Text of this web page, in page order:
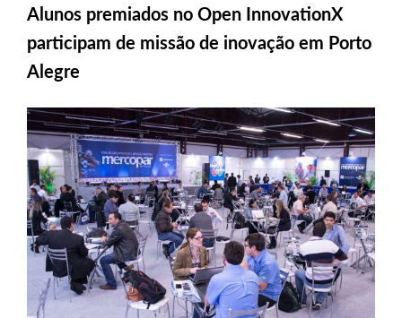
Alunos premiados no Open InnovationX
participam de missão de inovação em Porto
Alegre